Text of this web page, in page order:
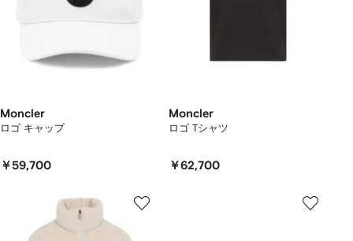
Moncler
ロゴ キャップ
￥59,700
Moncler
ロゴ Tシャツ
￥62,700